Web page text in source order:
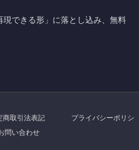
できる形」に落とし込み、無料
商取引法表記
プライバシーポリシ
問い合わせ